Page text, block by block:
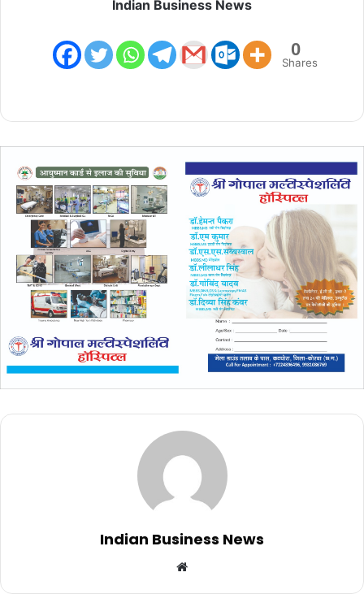
Indian Business News
0
Shares
Indian Business News
Website